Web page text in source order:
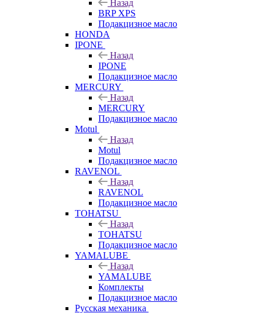
Назад
BRP XPS
Подакцизное масло
HONDA
IPONE
Назад
IPONE
Подакцизное масло
MERCURY
Назад
MERCURY
Подакцизное масло
Motul
Назад
Motul
Подакцизное масло
RAVENOL
Назад
RAVENOL
Подакцизное масло
TOHATSU
Назад
TOHATSU
Подакцизное масло
YAMALUBE
Назад
YAMALUBE
Комплекты
Подакцизное масло
Русская механика